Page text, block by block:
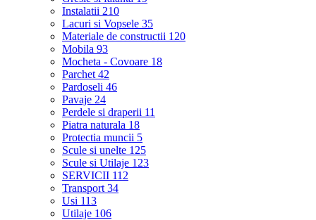
Instalatii 210
Lacuri si Vopsele 35
Materiale de constructii 120
Mobila 93
Mocheta - Covoare 18
Parchet 42
Pardoseli 46
Pavaje 24
Perdele si draperii 11
Piatra naturala 18
Protectia muncii 5
Scule si unelte 125
Scule si Utilaje 123
SERVICII 112
Transport 34
Usi 113
Utilaje 106